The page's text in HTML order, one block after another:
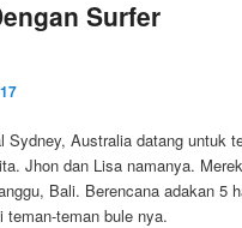
Surfer
Sydney, Australia datang untuk
Jhon dan Lisa namanya.
Bali. Berencana adakan 5
teman-teman bule nya.